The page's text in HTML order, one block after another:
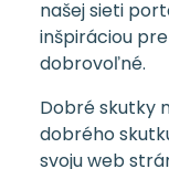
našej sieti
inšpiráciou
dobrovoľné.
Dobré skutky
dobrého
svoju web